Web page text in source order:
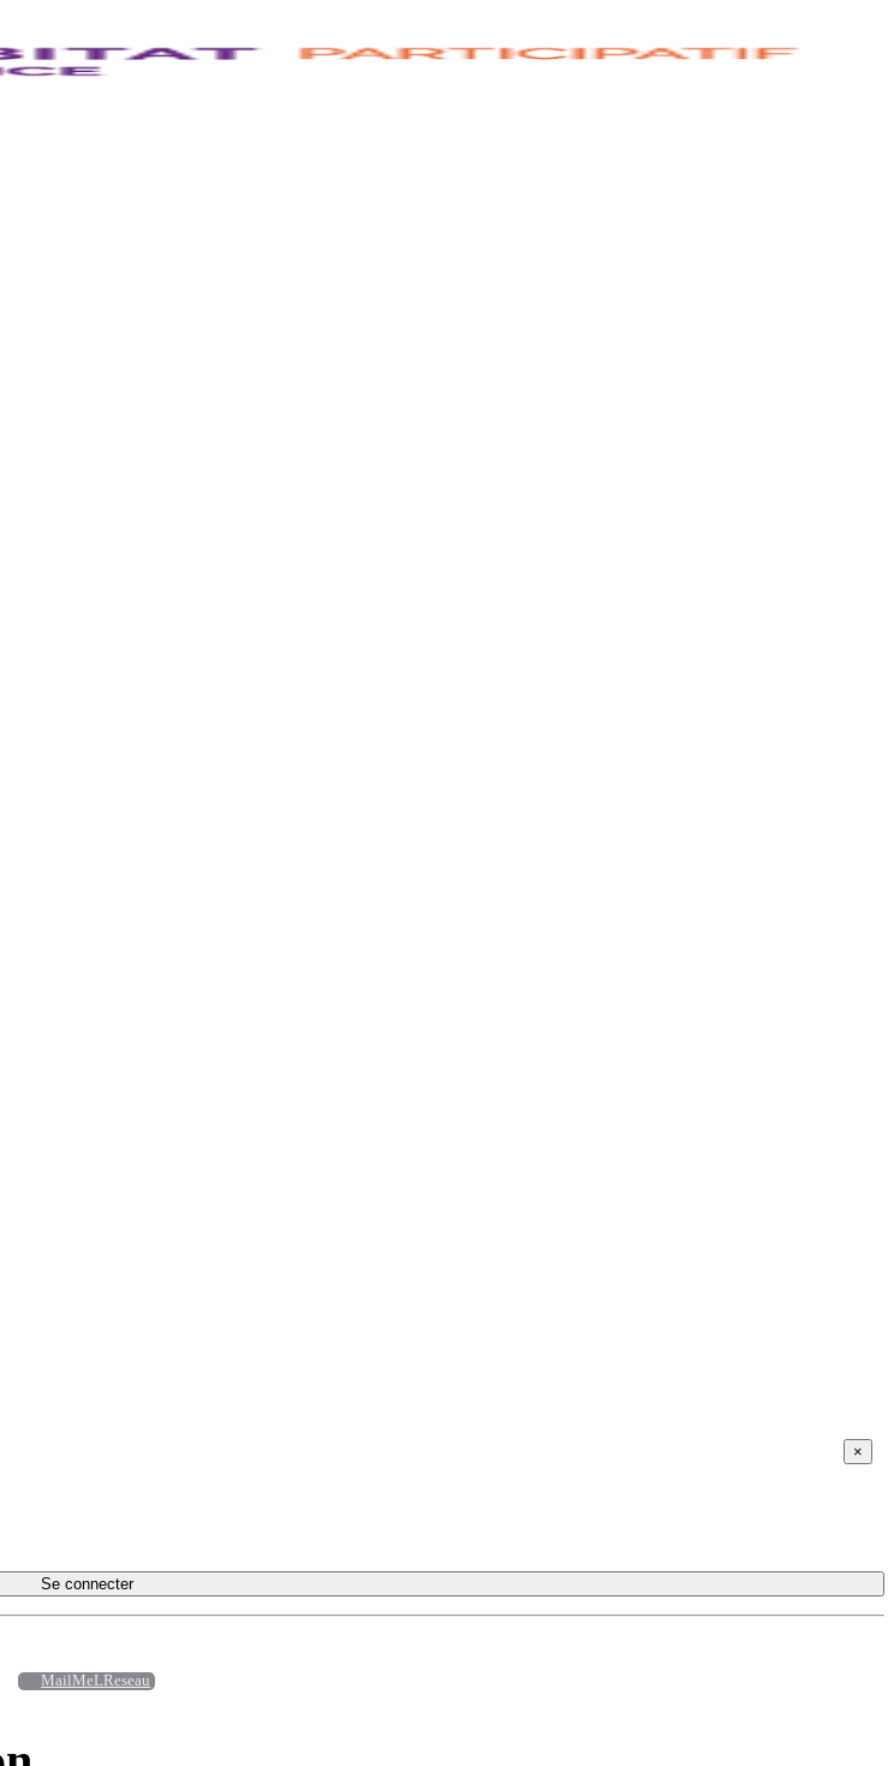
Se connecter
MailMeLReseau